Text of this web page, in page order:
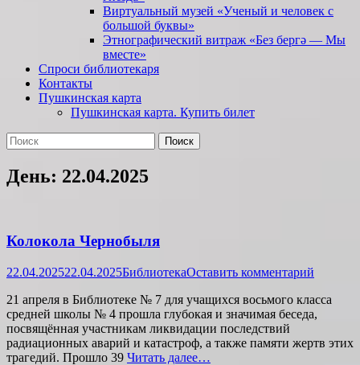
Виртуальный музей «Ученый и человек с
большой буквы»
Этнографический витраж «Без бергə — Мы
вместе»
Спроси библиотекаря
Контакты
Пушкинская карта
Пушкинская карта. Купить билет
Поиск
Найти:
День: 22.04.2025
Колокола Чернобыля
Опубликовано
22.04.202522.04.2025Автор
БиблиотекаОставить комментарий
21 апреля в Библиотеке № 7 для учащихся восьмого класса
средней школы № 4 прошла глубокая и значимая беседа,
посвящённая участникам ликвидации последствий
радиационных аварий и катастроф, а также памяти жертв этих
трагедий. Прошло 39 Читать далее…